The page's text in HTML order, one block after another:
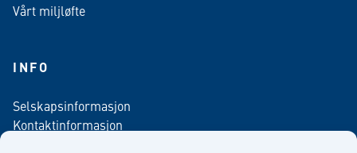
Vårt miljløfte
INFO
Selskapsinformasjon
Kontaktinformasjon